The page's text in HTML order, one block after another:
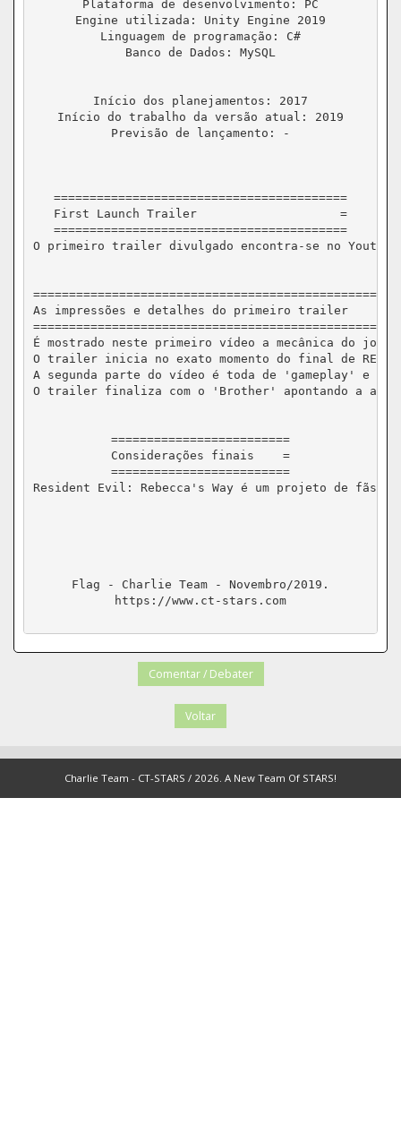
Plataforma de desenvolvimento: PC
Engine utilizada: Unity Engine 2019
Linguagem de programação: C#
Banco de Dados: MySQL
Início dos planejamentos: 2017
Início do trabalho da versão atual: 2019
Previsão de lançamento: -
=========================================
First Launch Trailer   			=
=========================================
O primeiro trailer divulgado encontra-se no
=================================================
As impressões e detalhes do primeiro trailer	=
=================================================
É mostrado neste primeiro vídeo a mecânica do
O trailer inicia no exato momento do final de RE
A segunda parte do vídeo é toda de 'gameplay' e
O trailer finaliza com o 'Brother' apontando a arma
=========================
Considerações finais	=
=========================
Resident Evil: Rebecca's Way é um projeto de fãs -
Flag - Charlie Team - Novembro/2019.
https://www.ct-stars.com
Comentar / Debater
Voltar
Charlie Team - CT-STARS / 2026. A New Team Of STARS!